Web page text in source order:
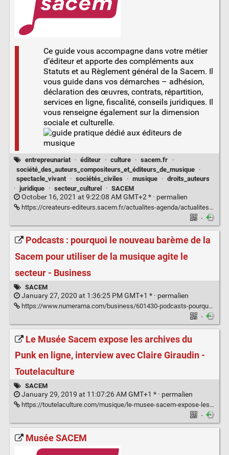
Ce guide vous accompagne dans votre métier
d’éditeur et apporte des compléments aux
Statuts et au Règlement général de la Sacem. Il
vous guide dans vos démarches – adhésion,
déclaration des œuvres, contrats, répartition,
services en ligne, fiscalité, conseils juridiques. Il
vous renseigne également sur la dimension
sociale et culturelle.
entrepreunariat · éditeur · culture · sacem.fr
·
société_des_auteurs_compositeurs_et_éditeurs_de_musique
·
spectacle_vivant
· sociétés_civiles · musique · droits_auteurs
· juridique · secteur_culturel · SACEM
October 16, 2021 at 9:22:08 AM GMT+2 * · permalien
https://createurs-editeurs.sacem.fr/actualites-agenda/actualites/vos-services-et-demarches/decouvrez-le-nouveau-guide-pratique-dedie-aux-editeurs-de-musique
·
Podcasts : pourquoi le nouveau barème de la
Sacem pour utiliser de la musique agite le
secteur - Business
SACEM
January 27, 2020 at 1:36:25 PM GMT+1 * · permalien
https://www.numerama.com/business/601430-podcasts-pourquoi-le-nouveau-bareme-de-la-sacem-pour-utiliser-de-la-musique-agite-le-secteur.html
·
Le Musée Sacem expose les archives du
Punk en ligne, interview avec Claire Giraudin -
Toutelaculture
SACEM
January 29, 2019 at 11:07:26 AM GMT+1 * · permalien
https://toutelaculture.com/musique/le-musee-sacem-expose-les-archives-du-punk-en-ligne-interview-avec/
·
Musée SACEM